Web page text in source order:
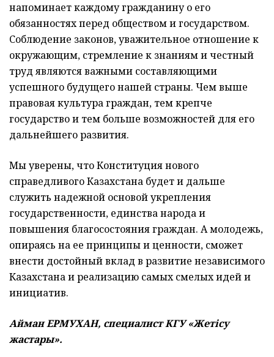
напоминает каждому гражданину о его
обязанностях перед обществом и государством.
Соблюдение законов, уважительное отношение к
окружающим, стремление к знаниям и честный
труд являются важными составляющими
успешного будущего нашей страны. Чем выше
правовая культура граждан, тем крепче
государство и тем больше возможностей для его
дальнейшего развития.
Мы уверены, что Конституция нового
справедливого Казахстана будет и дальше
служить надежной основой укрепления
государственности, единства народа и
повышения благосостояния граждан. А молодежь,
опираясь на ее принципы и ценности, сможет
внести достойный вклад в развитие независимого
Казахстана и реализацию самых смелых идей и
инициатив.
Айман ЕРМУХАН, специалист КГУ «Жетісу
жастары».